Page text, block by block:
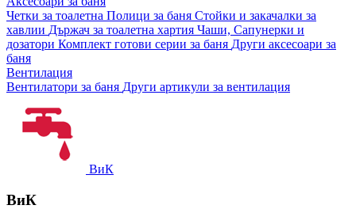
Четки за тоалетна Полици за баня Стойки и закачалки за
хавлии Държач за тоалетна хартия Чаши, Сапунерки и
дозатори Комплект готови серии за баня Други аксесоари за
баня
Вентилация
Вентилатори за баня Други артикули за вентилация
ВиК
ВиК